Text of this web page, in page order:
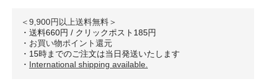
＜9,900円以上送料無料＞
・送料660円 / クリックポスト185円
・ お買い物ポイント還元
・15時までのご注文は当日発送いたします
・ International shipping available.